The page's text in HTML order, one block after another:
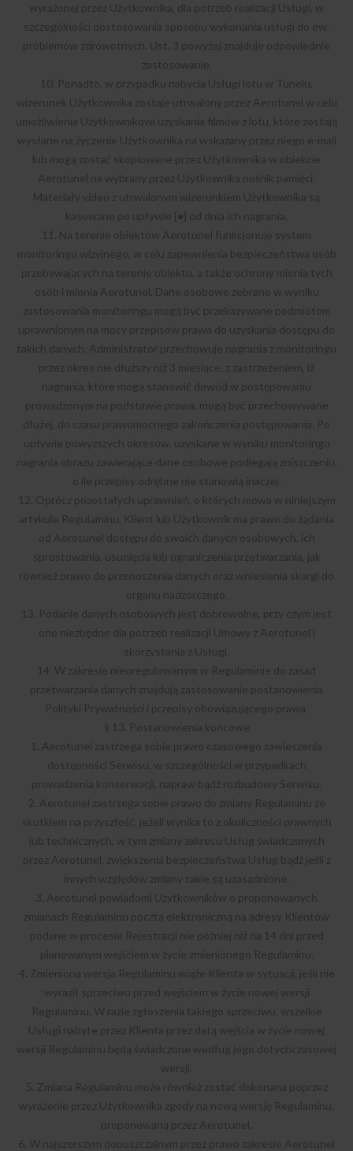
wyrażonej przez Użytkownika, dla potrzeb realizacji Usługi, w
szczególności dostosowania sposobu wykonania usługi do ew.
problemów zdrowotnych. Ust. 3 powyżej znajduje odpowiednie
zastosowanie.
10. Ponadto, w przypadku nabycia Usługi lotu w Tunelu,
wizerunek Użytkownika zostaje utrwalony przez Aerotunel w celu
umożliwienia Użytkownikowi uzyskania filmów z lotu, które zostają
wysłane na życzenie Użytkownika na wskazany przez niego e-mail
lub mogą zostać skopiowane przez Użytkownika w obiekcie
Aerotunel na wybrany przez Użytkownika nośnik pamięci.
Materiały video z utrwalonym wizerunkiem Użytkownika są
kasowane po upływie [●] od dnia ich nagrania.
11. Na terenie obiektów Aerotunel funkcjonuje system
monitoringu wizyjnego, w celu zapewnienia bezpieczeństwa osób
przebywających na terenie obiektu, a także ochrony mienia tych
osób i mienia Aerotunel. Dane osobowe zebrane w wyniku
zastosowania monitoringu mogą być przekazywane podmiotom
uprawnionym na mocy przepisów prawa do uzyskania dostępu do
takich danych. Administrator przechowuje nagrania z monitoringu
przez okres nie dłuższy niż 3 miesiące, z zastrzeżeniem, iż
nagrania, które mogą stanowić dowód w postępowaniu
prowadzonym na podstawie prawa, mogą być przechowywane
dłużej, do czasu prawomocnego zakończenia postępowania. Po
upływie powyższych okresów, uzyskane w wyniku monitoringu
nagrania obrazu zawierające dane osobowe podlegają zniszczeniu,
o ile przepisy odrębne nie stanowią inaczej.
12. Oprócz pozostałych uprawnień, o których mowa w niniejszym
artykule Regulaminu, Klient lub Użytkownik ma prawo do żądania
od Aerotunel dostępu do swoich danych osobowych, ich
sprostowania, usunięcia lub ograniczenia przetwarzania, jak
również prawo do przenoszenia danych oraz wniesienia skargi do
organu nadzorczego.
13. Podanie danych osobowych jest dobrowolne, przy czym jest
ono niezbędne dla potrzeb realizacji Umowy z Aerotunel i
skorzystania z Usługi.
14. W zakresie nieuregulowanym w Regulaminie do zasad
przetwarzania danych znajdują zastosowanie postanowienia
Polityki Prywatności i przepisy obowiązującego prawa.
§ 13. Postanowienia końcowe
1. Aerotunel zastrzega sobie prawo czasowego zawieszenia
dostępności Serwisu, w szczególności w przypadkach
prowadzenia konserwacji, napraw bądź rozbudowy Serwisu.
2. Aerotunel zastrzega sobie prawo do zmiany Regulaminu ze
skutkiem na przyszłość, jeżeli wynika to z okoliczności prawnych
lub technicznych, w tym zmiany zakresu Usług świadczonych
przez Aerotunel, zwiększenia bezpieczeństwa Usług bądź jeśli z
innych względów zmiany takie są uzasadnione.
3. Aerotunel powiadomi Użytkowników o proponowanych
zmianach Regulaminu pocztą elektroniczną na adresy Klientów
podane w procesie Rejestracji nie później niż na 14 dni przed
planowanym wejściem w życie zmienionego Regulaminu.
4. Zmieniona wersja Regulaminu wiąże Klienta w sytuacji, jeśli nie
wyraził sprzeciwu przed wejściem w życie nowej wersji
Regulaminu. W razie zgłoszenia takiego sprzeciwu, wszelkie
Usługi nabyte przez Klienta przez datą wejścia w życie nowej
wersji Regulaminu będą świadczone według jego dotychczasowej
wersji.
5. Zmiana Regulaminu może również zostać dokonana poprzez
wyrażenie przez Użytkownika zgody na nową wersję Regulaminu,
proponowaną przez Aerotunel.
6. W najszerszym dopuszczalnym przez prawo zakresie Aerotunel